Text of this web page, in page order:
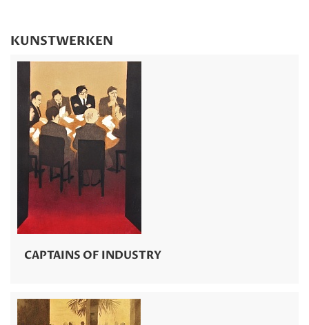
KUNSTWERKEN
CAPTAINS OF INDUSTRY